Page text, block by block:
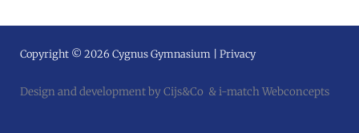
Copyright © 2026 Cygnus Gymnasium | Privacy
Design and development by Cijs&Co &i-match Webconcepts